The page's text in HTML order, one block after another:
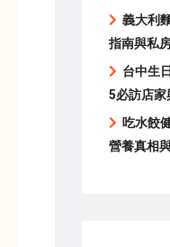
義大利
指南與私
台中生
5必訪店家
吃水餃
營養真相